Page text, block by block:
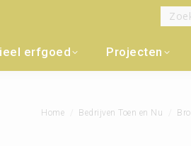
erfgoed Projecten
Je bent hier:
Home Bedrijven Toen en Nu